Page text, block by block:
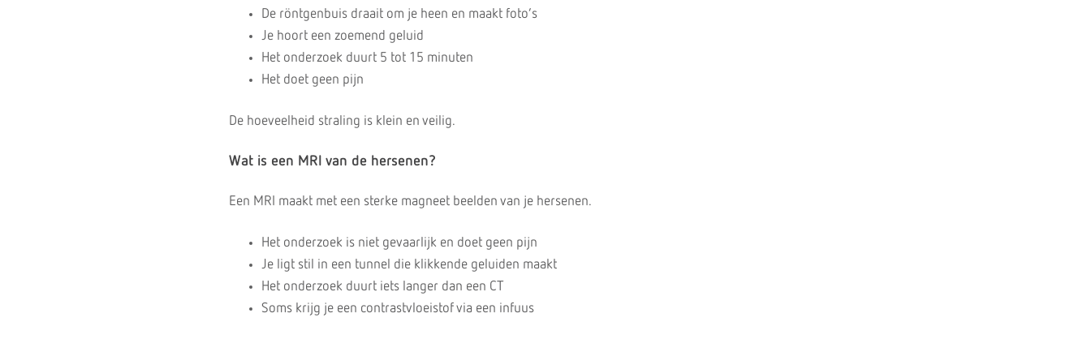
De röntgenbuis draait om je heen en maakt foto’s
Je hoort een zoemend geluid
Het onderzoek duurt 5 tot 15 minuten
Het doet geen pijn
De hoeveelheid straling is klein en veilig.
Wat is een MRI van de hersenen?
Een MRI maakt met een sterke magneet beelden van je hersenen.
Het onderzoek is niet gevaarlijk en doet geen pijn
Je ligt stil in een tunnel die klikkende geluiden maakt
Het onderzoek duurt iets langer dan een CT
Soms krijg je een contrastvloeistof via een infuus